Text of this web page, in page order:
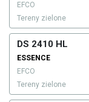
EFCO
Tereny zielone
DS 2410 HL
ESSENCE
EFCO
Tereny zielone